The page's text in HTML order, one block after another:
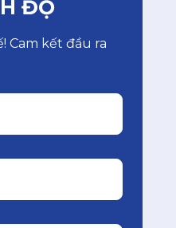
ĐỘ
Cam kết đầu ra